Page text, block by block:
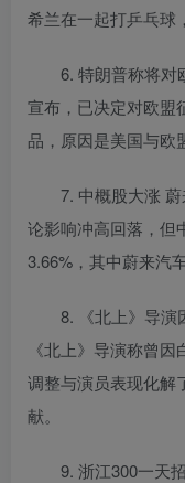
希兰在一起打乒乓球
6. 特朗普称将对
宣布，已决定对欧盟
品，原因是美国与欧
7. 中概股大涨
论影响冲高回落，但
3.66%，其中蔚来汽
8. 《北上》导演
《北上》导演称曾
调整与演员表现化解
献。
9. 浙江300一天